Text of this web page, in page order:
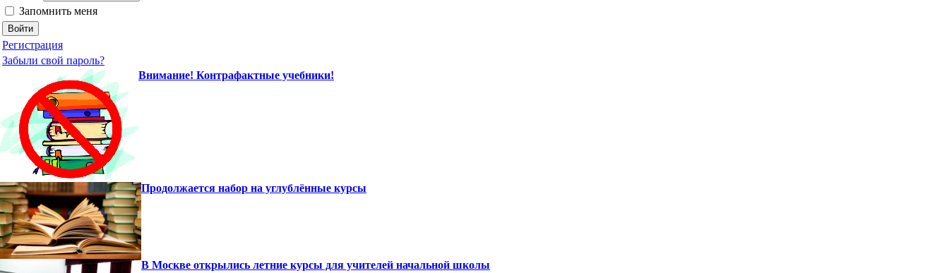
Запомнить меня
Регистрация
Забыли свой пароль?
Внимание! Контрафактные учебники!
Продолжается набор на углублённые курсы
В Москве открылись летние курсы для учителей начальной школы